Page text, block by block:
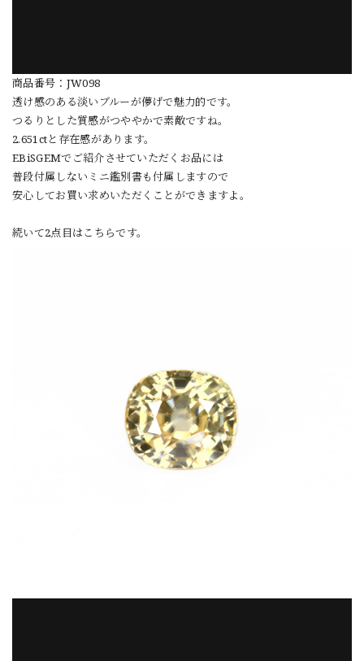
商品番号：JW098
透け感のある淡いブルーが儚げで魅力的です。
つるりとした質感がつややかで素敵ですね。
2.651ctと存在感があります。
EBiSGEMでご紹介させていただくお品には
普段付属しないミニ鑑別書も付属しますので
安心してお買い求めいただくことができますよ。
続いて2点目はこちらです。